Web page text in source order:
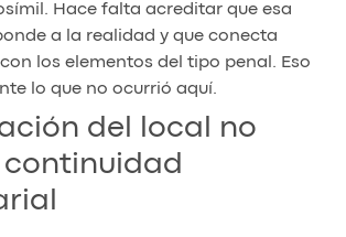
Hace falta acreditar que esa
a la realidad y que conecta
los elementos del tipo penal. Eso
lo que no ocurrió aquí.
del local no
continuidad